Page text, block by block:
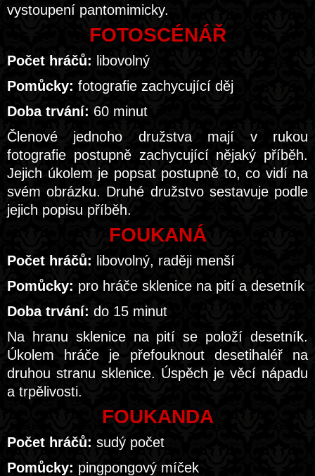
vystoupení pantomimicky.
FOTOSCÉNÁŘ
Počet hráčů: libovolný
Pomůcky: fotografie zachycující děj
Doba trvání: 60 minut
Členové jednoho družstva mají v rukou
fotografie postupně zachycující nějaký příběh.
Jejich úkolem je popsat postupně to, co vidí na
svém obrázku. Druhé družstvo sestavuje podle
jejich popisu příběh.
FOUKANÁ
Počet hráčů: libovolný, raději menší
Pomůcky: pro hráče sklenice na pití a desetník
Doba trvání: do 15 minut
Na hranu sklenice na pití se položí desetník.
Úkolem hráče je přefouknout desetihaléř na
druhou stranu sklenice. Úspěch je věcí nápadu
a trpělivosti.
FOUKANDA
Počet hráčů: sudý počet
Pomůcky: pingpongový míček